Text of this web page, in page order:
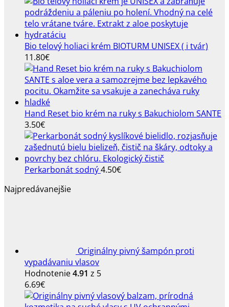
Bio telový holiaci krém BIOTURM UNISEX ( i tvár)
11.80€
Hand Reset bio krém na ruky s Bakuchiolom SANTE
3.50€
Perkarbonát sodný4.50€
Najpredávanejšie
Originálny pivný šampón proti
vypadávaniu vlasov
Hodnotenie4.91 z 5
6.69€